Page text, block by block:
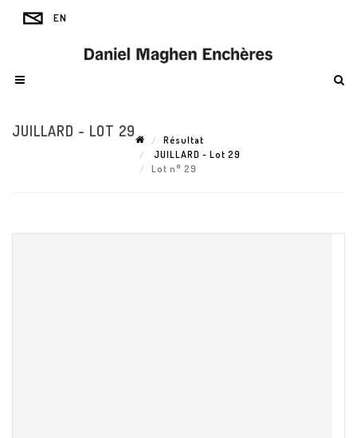
JUILLARD - LOT 29
Résultat
JUILLARD - Lot 29
Lot n° 29